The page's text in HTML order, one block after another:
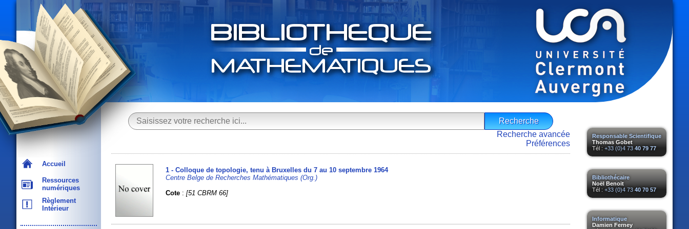
Accueil
Ressources
numériques
Règlement
Intérieur
Responsable Scientifique
Thomas Gobet
Tél : +33 (0)4 73 40 79 77
Bibliothécaire
Noël Benoit
Tél : +33 (0)4 73 40 70 57
Informatique
Damien Ferney
Recherche avancée
Préférences
1 - Colloque de topologie, tenu à Bruxelles du 7 au 10 septembre 1964
Centre Belge de Recherches Mathématiques (Org.)
Cote :[51 CBRM 66]